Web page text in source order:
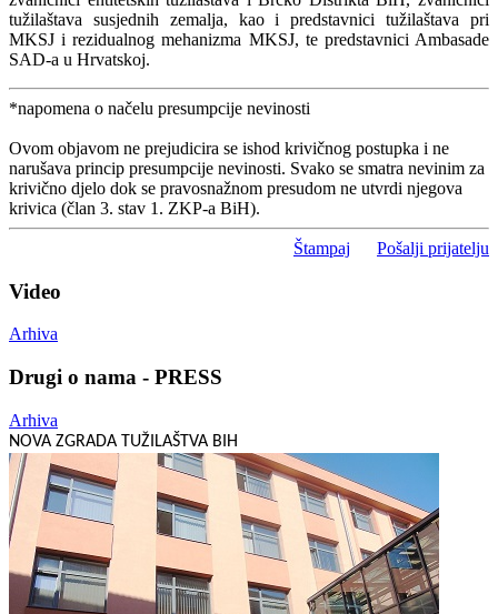
tužilaštava susjednih zemalja, kao i predstavnici tužilaštava pri
MKSJ i rezidualnog mehanizma MKSJ, te predstavnici Ambasade
SAD-a u Hrvatskoj.
*napomena o načelu presumpcije nevinosti
Ovom objavom ne prejudicira se ishod krivičnog postupka i ne
narušava princip presumpcije nevinosti. Svako se smatra nevinim za
krivično djelo dok se pravosnažnom presudom ne utvrdi njegova
krivica (član 3. stav 1. ZKP-a BiH).
Štampaj Pošalji prijatelju
Video
Arhiva
Drugi o nama - PRESS
Arhiva
NOVA ZGRADA TUŽILAŠTVA BIH